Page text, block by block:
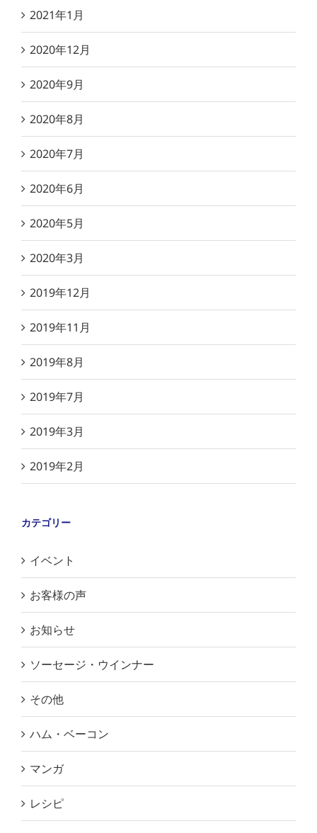
2021年1月
2020年12月
2020年9月
2020年8月
2020年7月
2020年6月
2020年5月
2020年3月
2019年12月
2019年11月
2019年8月
2019年7月
2019年3月
2019年2月
カテゴリー
イベント
お客様の声
お知らせ
ソーセージ・ウインナー
その他
ハム・ベーコン
マンガ
レシピ